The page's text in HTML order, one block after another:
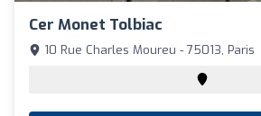
Cer Monet Tolbiac
10 Rue Charles Moureu - 75013, Paris